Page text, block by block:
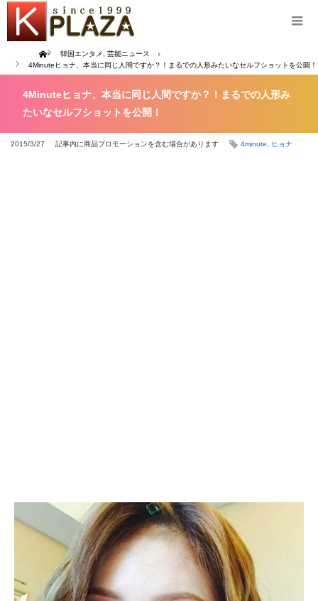
Home 韓国エンタメ
芸能ニュース
4Minuteヒョナ、本当に同じ人間ですか？！まるでの人形みたいなセルフショットを公開！
4Minuteヒョナ、本当に同じ人間ですか？！まるでの人形み
たいなセルフショットを公開！
2015/3/27 記事内に商品プロモーションを含む場合があります 4minute ヒョナ